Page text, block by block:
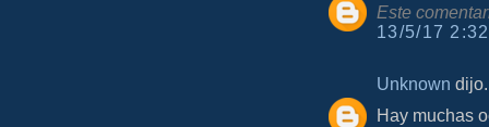
Este
13/5/17
Unknown
Hay muchas